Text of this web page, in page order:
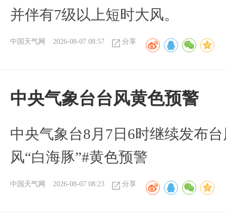
并伴有7级以上短时大风。
中国天气网 2026-08-07 08:57 分享
​中央气象台台风黄色预警
中央气象台8月7日6时继续发布
风“白海豚”#黄色预警
中国天气网 2026-08-07 08:23 分享